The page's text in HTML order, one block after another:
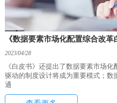
《数据要素市场化配置综合改
2023/04/28
《白皮书》还提出了数据要素市场
驱动的制度设计将成为重要模式；数
通